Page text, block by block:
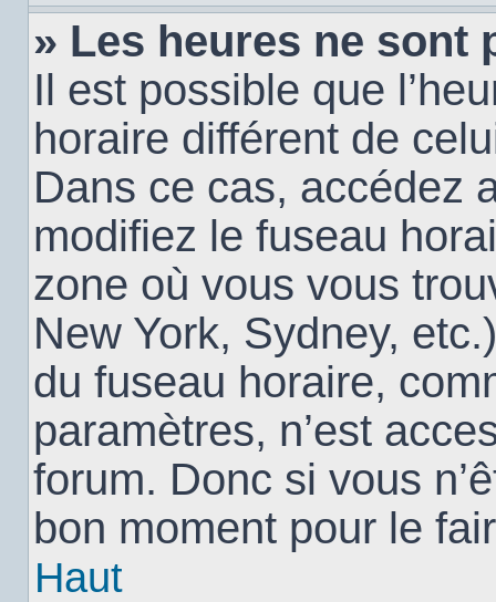
» Les heures ne sont
Il est possible que
horaire différent de
Dans ce cas, accédez
modifiez le fuseau
zone où vous vous
New York, Sydney,
du fuseau horaire,
paramètres, n’est
forum. Donc si vous
bon moment pour le
Haut